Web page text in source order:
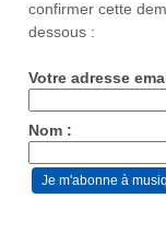
confirmer cette
dessous :
Votre adresse
Nom :